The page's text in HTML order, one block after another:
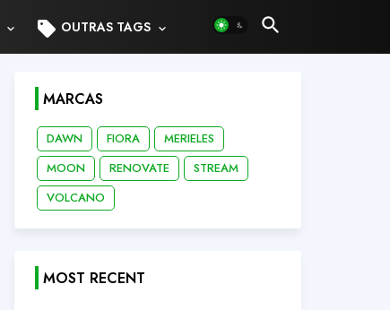
sell OUTRAS TAGS
MARCAS
DAWN FIORA
MERIELES
MOON
RENOVATE
STREAM
VOLCANO
MOST RECENT